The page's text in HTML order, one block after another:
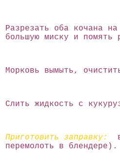
Разрезать оба кочана
большую миску и помять
Морковь вымыть,
Слить жидкость с
Приготовить заправку:
перемолоть в блендере).